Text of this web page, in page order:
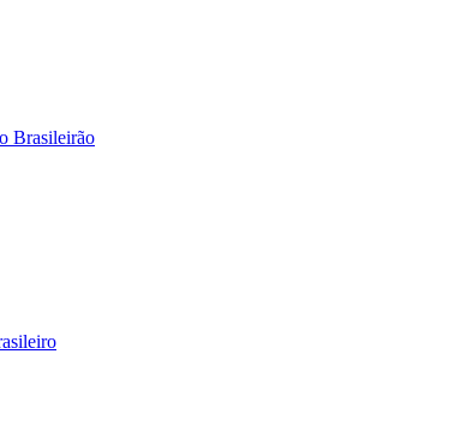
Brasileirão